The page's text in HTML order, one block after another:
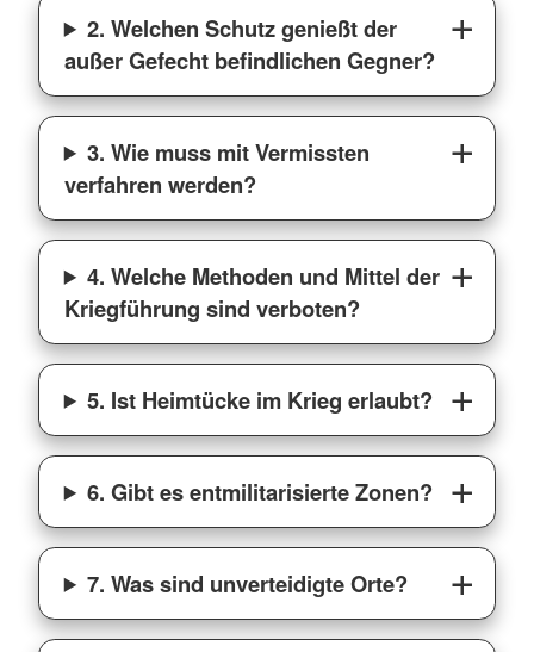
2. Welchen Schutz genießt der
außer Gefecht befindlichen Gegner?
3. Wie muss mit Vermissten
verfahren werden?
4. Welche Methoden und Mittel der
Kriegführung sind verboten?
5. Ist Heimtücke im Krieg erlaubt?
6. Gibt es entmilitarisierte Zonen?
7. Was sind unverteidigte Orte?